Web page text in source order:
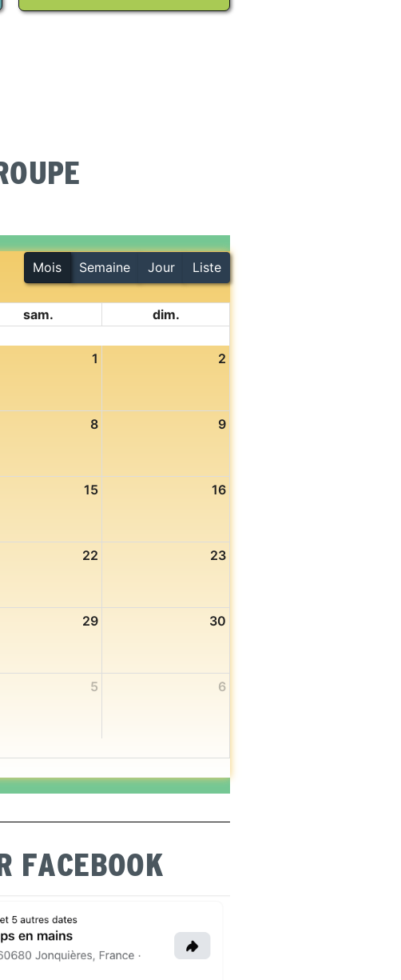
Mois Semaine Jour Liste
sam. dim.
1 2
8 9
15 16
22 23
29 30
5 6
FACEBOOK